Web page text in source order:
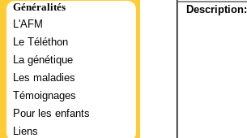
Généralités
L'AFM
Le Téléthon
La génétique
Les maladies
Témoignages
Pour les enfants
Liens
Description: